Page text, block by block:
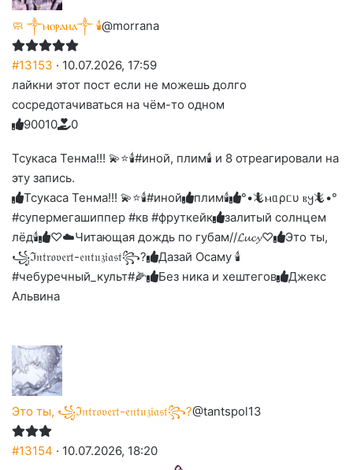
🧼 ༒ⲙⲟⲣⲁⲏⲁ༒ 🕯️@morrana
#13153 · 10.07.2026, 17:59
лайкни этот пост если не можешь долго
сосредотачиваться на чём-то одном
Голосуйте
вверх.
9
Нажмите
реакцию:
0
Нажмите
реакцию:
до
слез
0
Нажмите
реакцию:
1
Нажмите
реакцию:
0
Нажмите
благодарю
0
Тсукаса Тенма!!! 💫⭐🕯️#иной, плим🕯️ и 8 отреагировали на
эту запись.
Тсукаса Тенма!!! 💫⭐🕯️#иной
плим🕯️
°•🦎ⲙᥲρᥴυ ⲃ𐔤🦎•°
#супермегашиппер #кв #фруткейк
залитый солнцем
лёд🕯
♡☁️Читающая дождь по губам//𝓛𝓾𝓬𝔂♡
Это ты,
꧁ℑ𝔫𝔱𝔯𝔬𝔳𝔢𝔯𝔱-𝔢𝔫𝔱𝔲𝔷𝔦𝔞𝔰𝔱꧂?
Дазай Осаму 🕯
#чебуречный_культ#🌽
Без ника и хештегов
Джекс
Альвина
Это ты, ꧁ℑ𝔫𝔱𝔯𝔬𝔳𝔢𝔯𝔱-𝔢𝔫𝔱𝔲𝔷𝔦𝔞𝔰𝔱꧂?@tantspol13
#13154 · 10.07.2026, 18:20